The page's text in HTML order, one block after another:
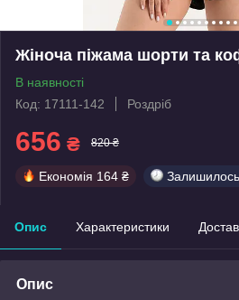
Жіноча піжама шорти та
В наявності
Код: 17111-142
Роздріб
656 ₴ 820 ₴
Економія 164 ₴ Залишилось
Опис Характеристики
Опис